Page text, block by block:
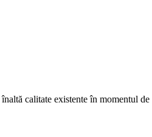
calitate existente în momentul